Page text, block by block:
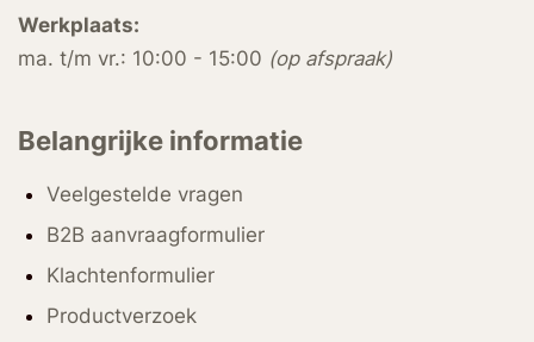
Werkplaats:
ma. t/m vr.: 10:00 - 15:00 (op afspraak)
Belangrijke informatie
Veelgestelde vragen
B2B aanvraagformulier
Klachtenformulier
Productverzoek